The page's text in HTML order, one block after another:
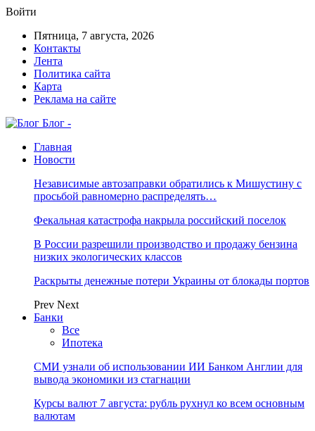
Войти
Пятница, 7 августа, 2026
Контакты
Лента
Политика сайта
Карта
Реклама на сайте
Блог -
Главная
Новости
Независимые автозаправки обратились к Мишустину с
просьбой равномерно распределять…
Фекальная катастрофа накрыла российский поселок
В России разрешили производство и продажу бензина
низких экологических классов
Раскрыты денежные потери Украины от блокады портов
Prev Next
Банки
Все
Ипотека
СМИ узнали об использовании ИИ Банком Англии для
вывода экономики из стагнации
Курсы валют 7 августа: рубль рухнул ко всем основным
валютам